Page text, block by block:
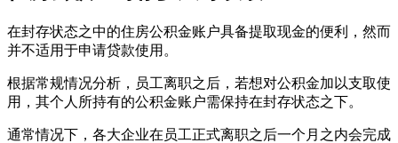
在封存状态之中的住房公积金账户具备提取现金的便利，然而
并不适用于申请贷款使用。
根据常规情况分析，员工离职之后，若想对公积金加以支取使
用，其个人所持有的公积金账户需保持在封存状态之下。
通常情况下，各大企业在员工正式离职之后一个月之内会完成